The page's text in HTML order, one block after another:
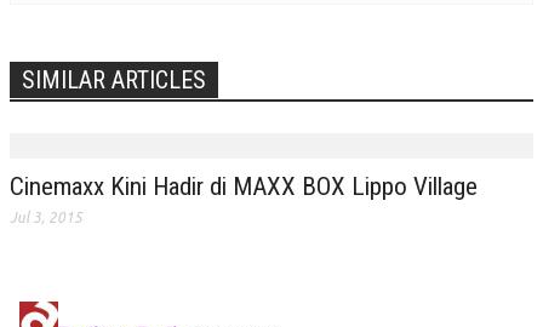
SIMILAR ARTICLES
Cinemaxx Kini Hadir di MAXX BOX Lippo Village
Jul 3, 2015